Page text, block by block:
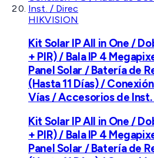
HIKVISION
Kit Solar IP All in One /
+ PIR) / Bala IP 4
Panel Solar / Batería de
(Hasta 11 Días) /
Vías / Accesorios de
Kit Solar IP All in One /
+ PIR) / Bala IP 4
Panel Solar / Batería de